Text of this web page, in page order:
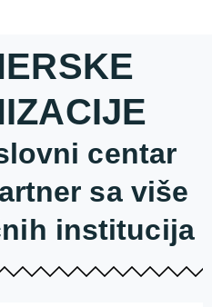
centar
sa više
institucija